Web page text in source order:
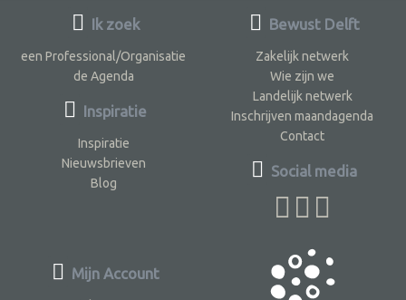
Ik zoek
een Professional/Organisatie
de Agenda
Inspiratie
Inspiratie
Nieuwsbrieven
Blog
Bewust Delft
Zakelijk netwerk
Wie zijn we
Landelijk netwerk
Inschrijven maandagenda
Contact
Social media
Mijn Account